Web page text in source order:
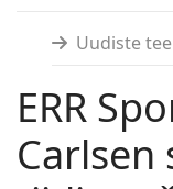
Uudiste
ERR
Carlsen